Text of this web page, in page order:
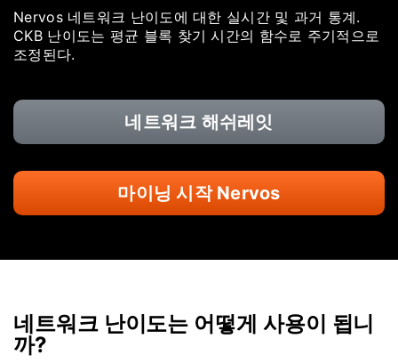
Nervos 네트워크 난이도에 대한 실시간 및 과거 통계.
CKB 난이도는 평균 블록 찾기 시간의 함수로 주기적으로
조정된다.
네트워크 해쉬레잇
마이닝 시작 Nervos
네트워크 난이도는 어떻게 사용이 됩니
까?